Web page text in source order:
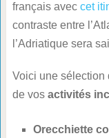
français avec cet
contraste entre
l’Adriatique sera
Voici une sélection
de vos activités
Orecchiette